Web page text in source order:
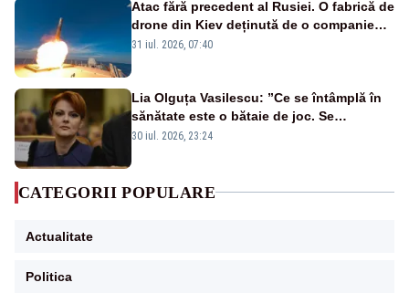
Atac fără precedent al Rusiei. O fabrică de
drone din Kiev deținută de o companie
americană, distrusă de o rachetă
31 iul. 2026, 07:40
Lia Olguța Vasilescu: ”Ce se întâmplă în
sănătate este o bătaie de joc. Se
guvernează extraordinar de prost”
30 iul. 2026, 23:24
CATEGORII POPULARE
Actualitate
Politica